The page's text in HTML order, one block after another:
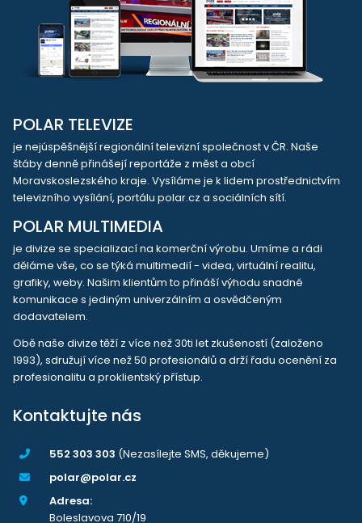
POLAR TELEVIZE
je nejúspěšnější regionální televizní společnost v ČR. Naše
štáby denně přinášejí reportáže z měst a obcí
Moravskoslezského kraje. Vysíláme je k lidem prostřednictvím
televizního vysílání, portálu polar.cz a sociálních sítí.
POLAR MULTIMEDIA
je divize se specializací na komerční výrobu. Umíme a rádi
děláme vše, co se týká multimedií - videa, virtuální realitu,
grafiky, weby. Našim klientům to přináší výhodu snadné
komunikace s jediným univerzálním a osvědčeným
dodavatelem.
Obě naše divize těží z více než 30ti let zkušeností (založeno
1993), sdružují více než 50 profesionálů a drží řadu ocenění za
profesionalitu a proklientský přístup.
Kontaktujte nás
552 303 303 (Nezasílejte SMS, děkujeme)
polar@polar.cz
Adresa:
Boleslavova 710/19